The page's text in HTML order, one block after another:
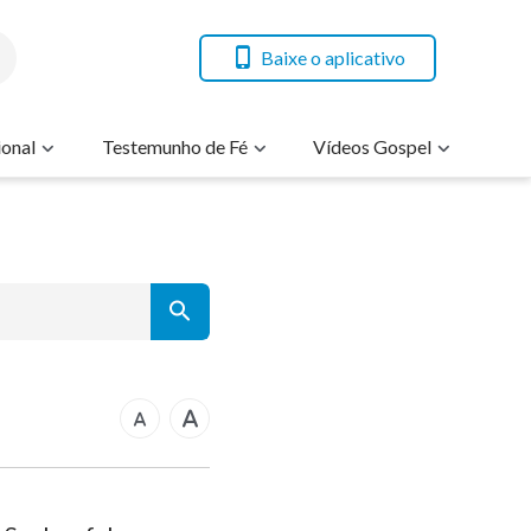
Baixe o aplicativo
Testemunho de Fé Vídeos Gospel